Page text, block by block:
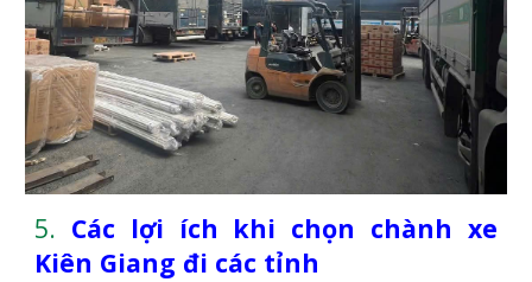
5. Các lợi ích khi chọn chành xe
Kiên Giang đi các tỉnh